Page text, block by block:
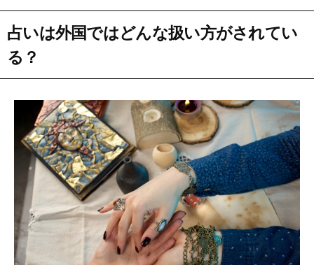
占いは外国ではどんな扱い方がされてい
る？